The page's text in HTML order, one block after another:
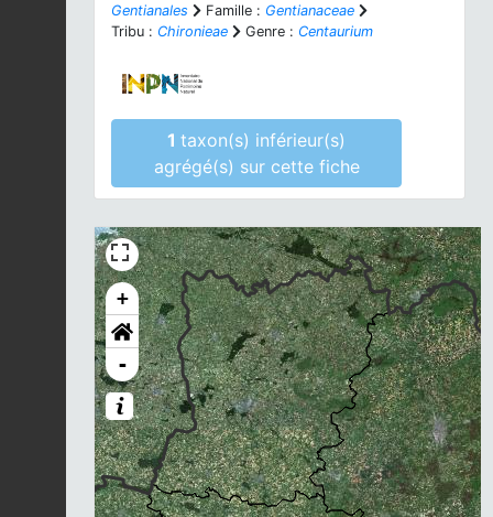
Gentianales
Famille : Gentianaceae
Tribu : Chironieae Genre : Centaurium
1taxon(s) inférieur(s)
agrégé(s) sur cette fiche
+
-